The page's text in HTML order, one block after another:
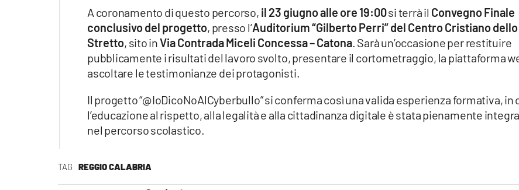
TAG REGGIO CALABRIA
A coronamento di questo percorso, il 23 giugno alle ore 19:00si terrà il Convegno Finale
conclusivo del progetto, presso l’Auditorium “Gilberto Perri” del Centro Cristiano dello
Stretto, sito inVia Contrada Miceli Concessa – Catona. Sarà un’occasione per restituire
pubblicamente i risultati del lavoro svolto, presentare il cortometraggio, la piattaforma
ascoltare le testimonianze dei protagonisti.
Il progetto “@IoDicoNoAlCyberbullo” si conferma così una valida esperienza formativa, in
l’educazione al rispetto, alla legalità e alla cittadinanza digitale è stata pienamente
nel percorso scolastico.